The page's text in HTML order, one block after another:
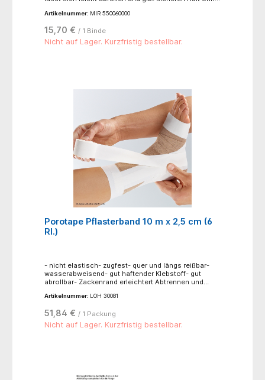
Insuffizienz- Phlebologie- Sportmedizin- Luxationen-
Sehnen-, Bänder- und Muskelverletzungen-
Kompressionsverbände
Artikelnummer: MIR 550060000
15,70 € / 1 Binde
Nicht auf Lager. Kurzfristig bestellbar.
Porotape Pflasterband 10 m x 2,5 cm (6
Rl.)
- nicht elastisch- zugfest- quer und längs reißbar-
wasserabweisend- gut haftender Klebstoff- gut
abrollbar- Zackenrand erleichtert Abtrennen und
Zinkoxid-Kautschuk-KleberAnwendungsbereiche: zur
Entlastungsfunktion an Gelenken, Sehnen, Muskeln
und Bändern, für prophylaktische Verbände zur
Vermeidung von Überbelastung und Verletzungen,
Artikelnummer: LOH 30081
51,84 € / 1 Packung
Nicht auf Lager. Kurzfristig bestellbar.